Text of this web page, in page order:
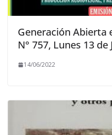
Generación Abierta
N° 757, Lunes 13
14/06/2022